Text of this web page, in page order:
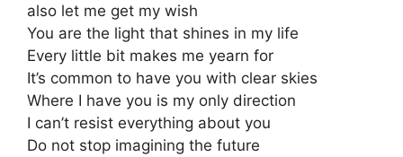
also let me get my wish
You are the light that shines in my life
Every little bit makes me yearn for
It’s common to have you with clear skies
Where I have you is my only direction
I can’t resist everything about you
Do not stop imagining the future